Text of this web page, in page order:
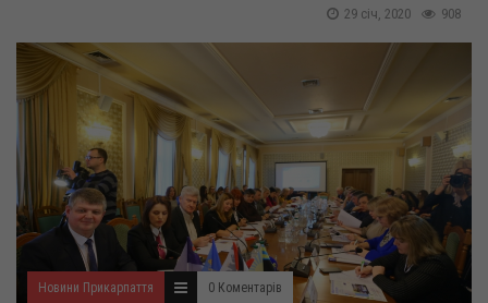
908
29 січ, 2020
Новини Прикарпаття 0 Коментарів